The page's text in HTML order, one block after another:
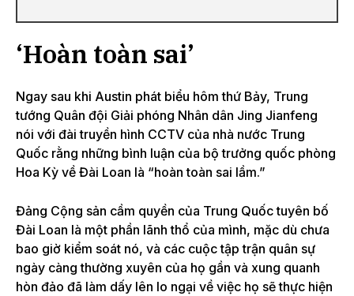
‘Hoàn toàn sai’
Ngay sau khi Austin phát biểu hôm thứ Bảy, Trung
tướng Quân đội Giải phóng Nhân dân Jing Jianfeng
nói với đài truyền hình CCTV của nhà nước Trung
Quốc rằng những bình luận của bộ trưởng quốc phòng
Hoa Kỳ về Đài Loan là “hoàn toàn sai lầm.”
Đảng Cộng sản cầm quyền của Trung Quốc tuyên bố
Đài Loan là một phần lãnh thổ của mình, mặc dù chưa
bao giờ kiểm soát nó, và các cuộc tập trận quân sự
ngày càng thường xuyên của họ gần và xung quanh
hòn đảo đã làm dấy lên lo ngại về việc họ sẽ thực hiện